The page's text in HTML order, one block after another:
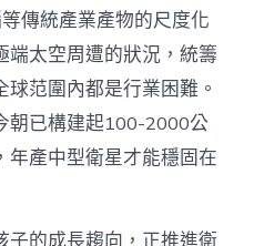
傳統產業產物的尺度化
端太空周遭的狀況，統籌
范圍內都是行業困難。
朝已構建起100-2000公
年產中型衛星才能穩固在
子的成長趨向，正推進衛